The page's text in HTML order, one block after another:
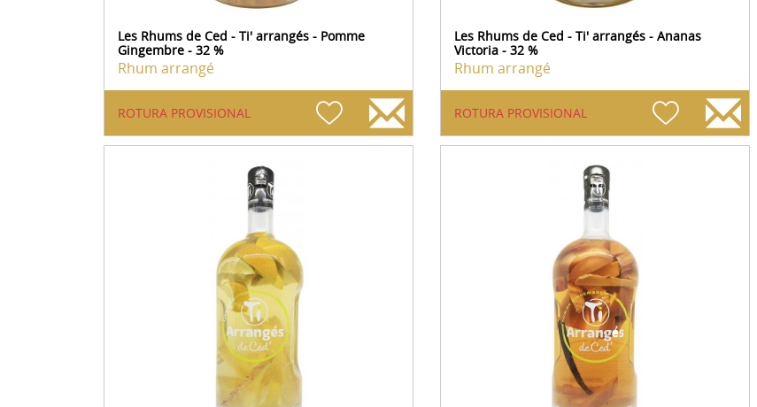
Les Rhums de Ced - Ti' arrangés - Pomme
Gingembre - 32 %
Rhum arrangé
ROTURA PROVISIONAL
Les Rhums de Ced - Ti' arrangés - Ananas
Victoria - 32 %
Rhum arrangé
ROTURA PROVISIONAL